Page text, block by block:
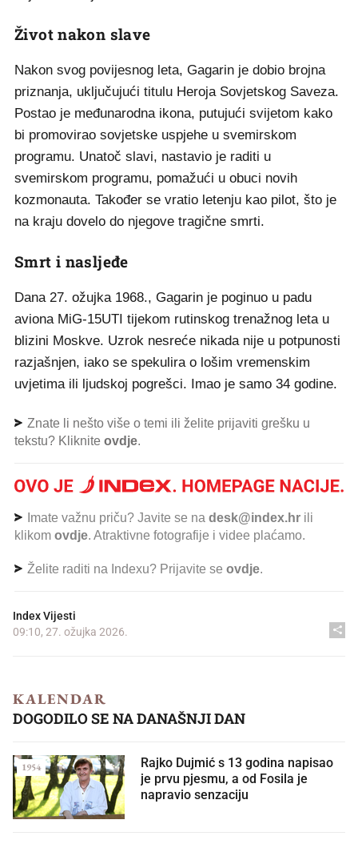
Život nakon slave
Nakon svog povijesnog leta, Gagarin je dobio brojna
priznanja, uključujući titulu Heroja Sovjetskog Saveza.
Postao je međunarodna ikona, putujući svijetom kako
bi promovirao sovjetske uspjehe u svemirskom
programu. Unatoč slavi, nastavio je raditi u
svemirskom programu, pomažući u obuci novih
kozmonauta. Također se vratio letenju kao pilot, što je
na kraju dovelo do njegove tragične smrti.
Smrt i nasljeđe
Dana 27. ožujka 1968., Gagarin je poginuo u padu
aviona MiG-15UTI tijekom rutinskog trenažnog leta u
blizini Moskve. Uzrok nesreće nikada nije u potpunosti
razjašnjen, iako se spekulira o lošim vremenskim
uvjetima ili ljudskoj pogrešci. Imao je samo 34 godine.
Znate li nešto više o temi ili želite prijaviti grešku u
tekstu? Kliknite ovdje.
Imate važnu priču? Javite se na desk@index.hr ili
klikom ovdje. Atraktivne fotografije i videe plaćamo.
Želite raditi na Indexu? Prijavite se ovdje.
Index Vijesti
09:10, 27. ožujka 2026.
KALENDAR
DOGODILO SE NA DANAŠNJI DAN
Rajko Dujmić s 13 godina napisao
je prvu pjesmu, a od Fosila je
napravio senzaciju
1954